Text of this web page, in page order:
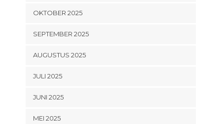
OKTOBER 2025
SEPTEMBER 2025
AUGUSTUS 2025
JULI 2025
JUNI 2025
MEI 2025